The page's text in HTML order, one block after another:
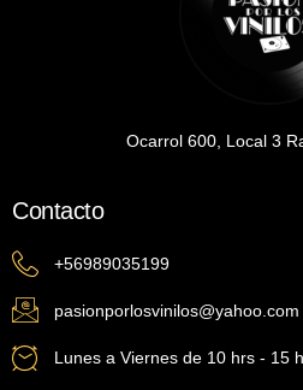
Ocarrol 600, Local 3
Contacto
+56989035199
pasionporlosvinilos@yahoo.com
Lunes a Viernes de 10 hrs - 15